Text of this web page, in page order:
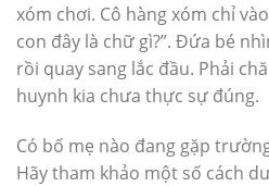
xóm chơi. Cô hàng xóm chỉ
con đây là chữ gì?”. Đứa bé
rồi quay sang lắc đầu. Phải
huynh kia chưa thực sự đúng.
Có bố mẹ nào đang gặp
Hãy tham khảo một số cách